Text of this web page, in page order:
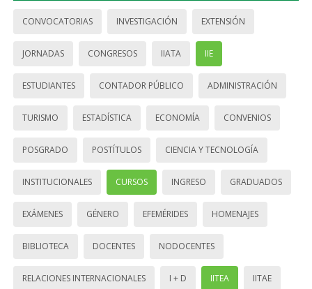
CONVOCATORIAS INVESTIGACIÓN EXTENSIÓN
JORNADAS CONGRESOS IIATA IIE
ESTUDIANTES CONTADOR PÚBLICO ADMINISTRACIÓN
TURISMO ESTADÍSTICA ECONOMÍA CONVENIOS
POSGRADO POSTÍTULOS CIENCIA Y TECNOLOGÍA
INSTITUCIONALES CURSOS INGRESO GRADUADOS
EXÁMENES GÉNERO EFEMÉRIDES HOMENAJES
BIBLIOTECA DOCENTES NODOCENTES
RELACIONES INTERNACIONALES I + D IITEA IITAE